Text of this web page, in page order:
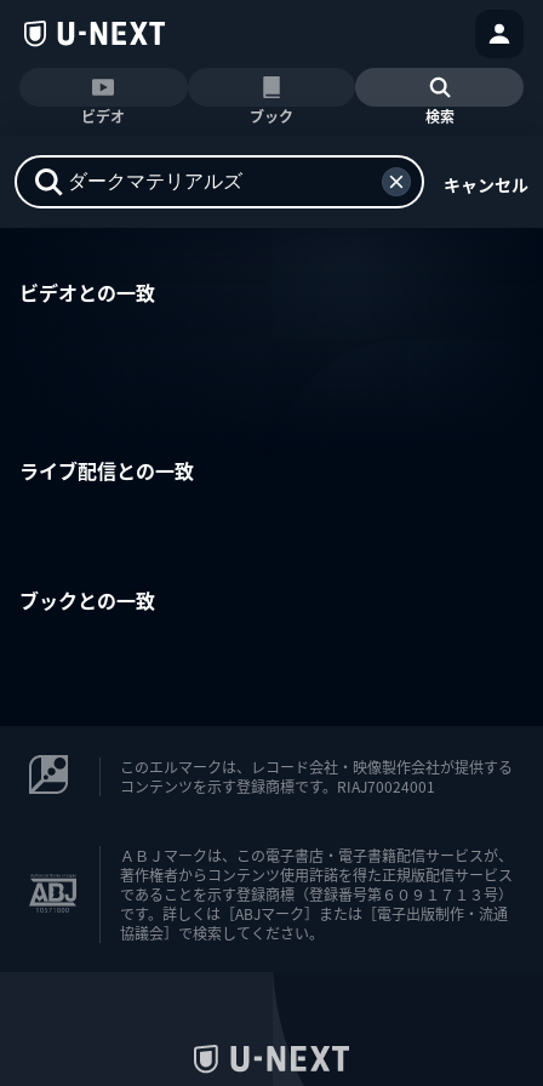
ビデオ ブック 検索
キャンセル
ビデオとの一致
ライブ配信との一致
ブックとの一致
このエルマークは、レコード会社・映像製作会社が提供する
コンテンツを示す登録商標です。RIAJ70024001
ＡＢＪマークは、この電子書店・電子書籍配信サービスが、
著作権者からコンテンツ使用許諾を得た正規版配信サービス
であることを示す登録商標（登録番号第６０９１７１３号）
です。詳しくは［ABJマーク］または［電子出版制作・流通
協議会］で検索してください。